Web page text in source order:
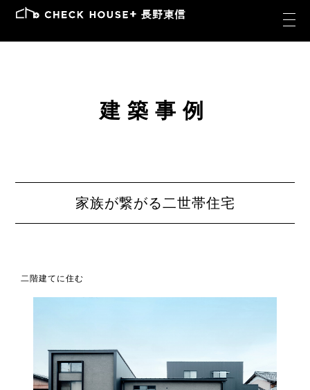
建築事例
家族が繋がる二世帯住宅
二階建てに住む